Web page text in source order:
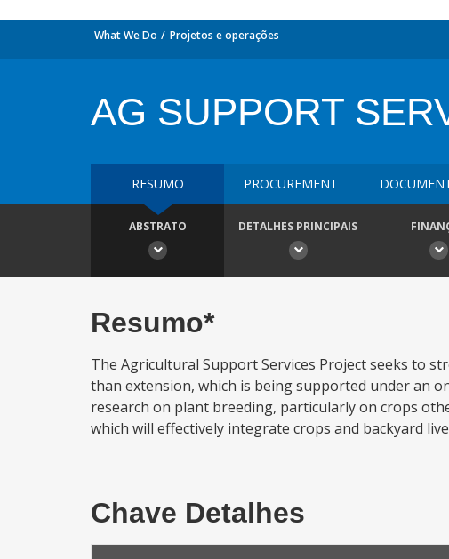
What We Do Projetos e operações
AG SUPPORT
RESUMO PROCUREMENT
ABSTRATO DETALHES PRINCIPAIS
Resumo*
The Agricultural Support Services Project seeks to
than extension, which is being supported under an
research on plant breeding, particularly on crops
which will effectively integrate crops and backyard
Chave Detalhes